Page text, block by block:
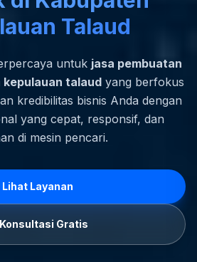
Talaud
untuk jasa pembuatan
talaud yang berfokus
kredibilitas bisnis Anda dengan
yang cepat, responsif, dan
di mesin pencari.
Lihat Layanan
Gratis